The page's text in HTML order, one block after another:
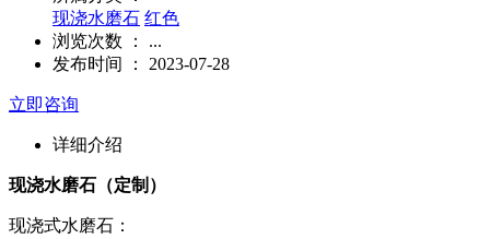
现浇水磨石 红色
浏览次数 ： ...
发布时间 ： 2023-07-28
立即咨询
详细介绍
现浇水磨石（定制）
现浇式水磨石：